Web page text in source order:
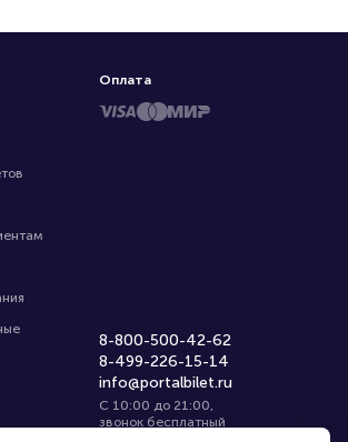
8-800-500-42-62
8-499-226-15-14
info@portalbilet.ru
С 10:00 до 21:00,
звонок бесплатный
Оплата